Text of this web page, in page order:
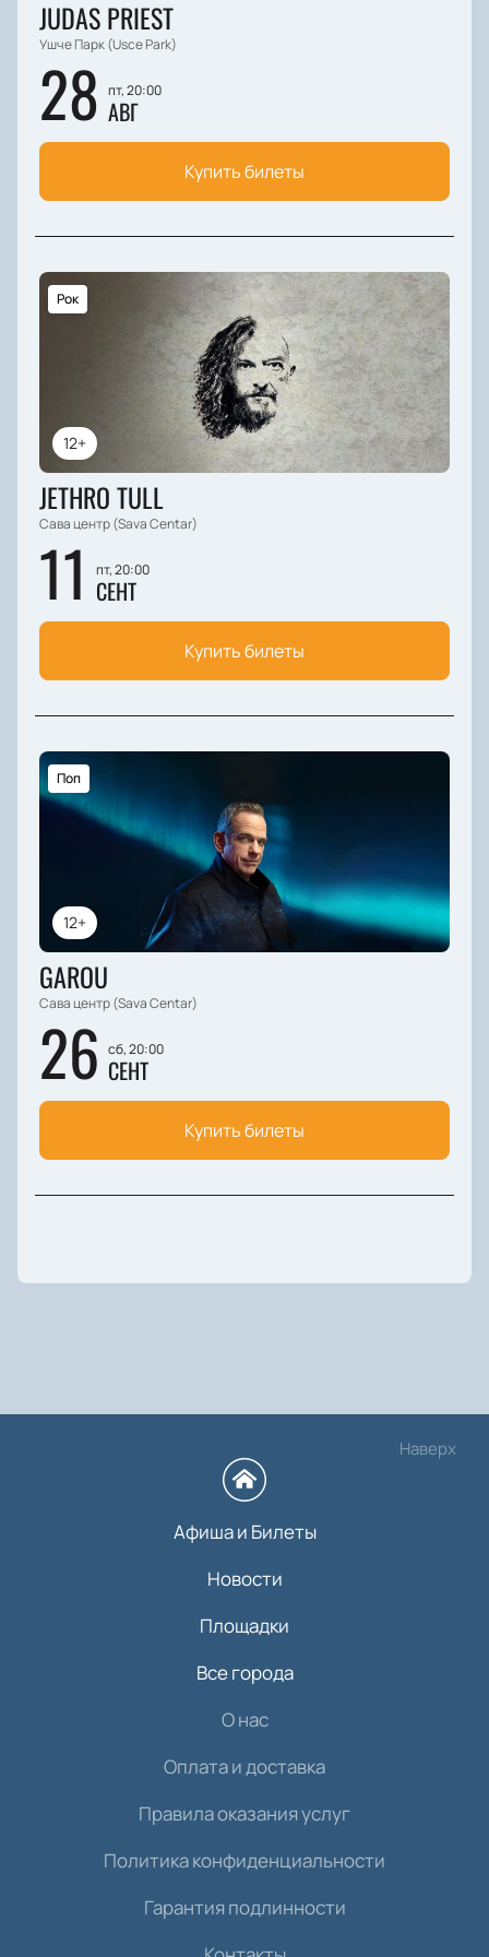
JUDAS PRIEST
Ушче Парк (Usce Park)
28 пт, 20:00
АВГ
Купить билеты
12+
Рок
JETHRO TULL
Сава центр (Sava Centar)
11 пт, 20:00
СЕНТ
Купить билеты
12+
Поп
GAROU
Сава центр (Sava Centar)
26 сб, 20:00
СЕНТ
Купить билеты
Наверх
Афиша и Билеты
Новости
Площадки
Все города
О нас
Оплата и доставка
Правила оказания услуг
Политика конфиденциальности
Гарантия подлинности